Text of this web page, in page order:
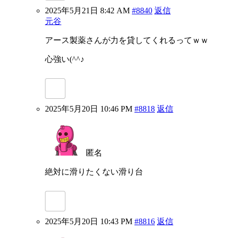
2025年5月21日 8:42 AM #8840 返信
元谷
アース製薬さんが力を貸してくれるってｗｗ
心強い(^^♪
2025年5月20日 10:46 PM #8818 返信
匿名
絶対に滑りたくない滑り台
2025年5月20日 10:43 PM #8816 返信